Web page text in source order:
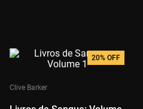
Clive Barker
20% OFF